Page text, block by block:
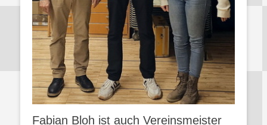
Fabian Bloh ist auch Vereinsmeister